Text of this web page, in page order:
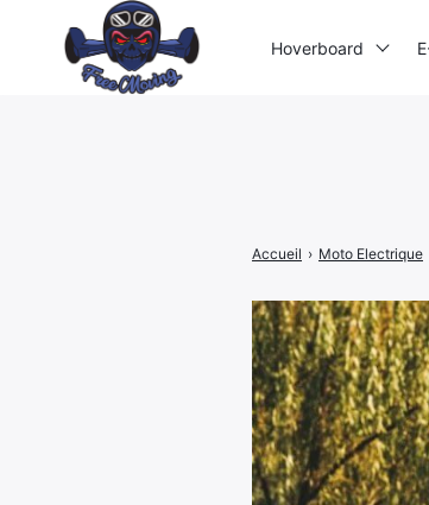
Accueil › Moto Electrique
Hoverboard